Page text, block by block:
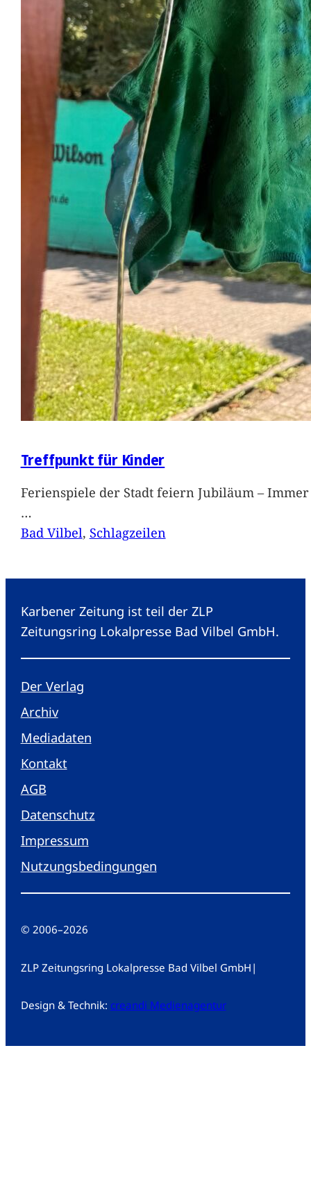
Treffpunkt für Kinder
Ferienspiele der Stadt feiern Jubiläum –
…
Bad Vilbel, Schlagzeilen
Karbener Zeitung ist teil der ZLP
Zeitungsring Lokalpresse Bad Vilbel GmbH.
Der Verlag
Archiv
Mediadaten
Kontakt
AGB
Datenschutz
Impressum
Nutzungsbedingungen
© 2006–2026
ZLP Zeitungsring Lokalpresse Bad Vilbel GmbH |
Design & Technik: creandi Medienagentur